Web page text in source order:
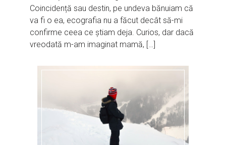
Coincidență sau destin, pe undeva bănuiam că
va fi o ea, ecografia nu a făcut decât să-mi
confirme ceea ce știam deja. Curios, dar dacă
vreodată m-am imaginat mamă, […]